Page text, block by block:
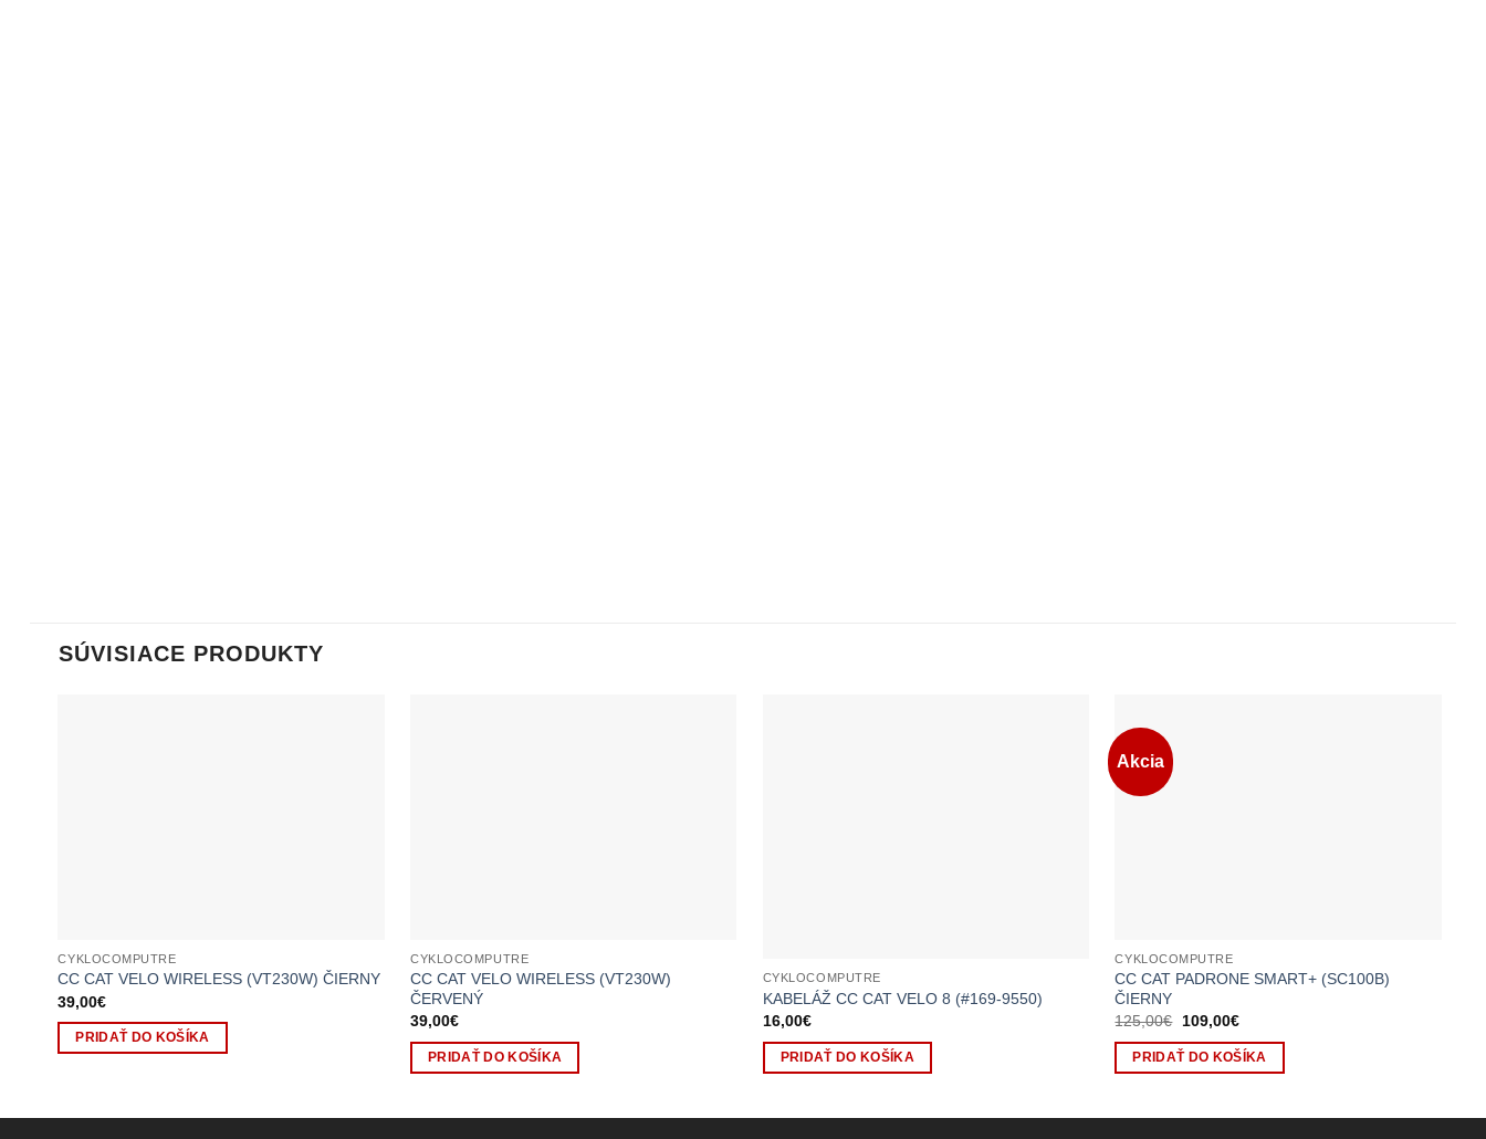
SÚVISIACE PRODUKTY
CYKLOCOMPUTRE
CC CAT VELO WIRELESS (VT230W) ČIERNY
39,00€
PRIDAŤ DO KOŠÍKA
CYKLOCOMPUTRE
CC CAT VELO WIRELESS (VT230W)
ČERVENÝ
39,00€
PRIDAŤ DO KOŠÍKA
CYKLOCOMPUTRE
KABELÁŽ CC CAT VELO 8 (#169-9550)
16,00€
PRIDAŤ DO KOŠÍKA
Akcia
CYKLOCOMPUTRE
CC CAT PADRONE SMART+ (SC100B)
ČIERNY
125,00€ Pôvodná
bola:
125,00€.
109,00€Aktuálna
je:
109,00€.
PRIDAŤ DO KOŠÍKA